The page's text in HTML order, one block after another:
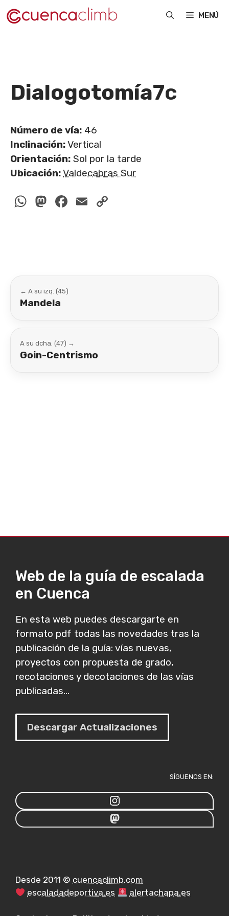
Saltar
al
MENÚ
Dialogotomía7c
Número de vía: 46
Inclinación:Vertical
Orientación: Sol por la tarde
Ubicación:Valdecabras Sur
WhatsApp
Mastodon
Facebook
Email
← A su izq. (45)
Mandela
A su dcha. (47) →
Goin-Centrismo
Web de la guía de escalada
en Cuenca
En esta web puedes descargarte en
formato pdf todas las novedades tras la
publicación de la guía: vías nuevas,
proyectos con propuesta de grado,
recotaciones y decotaciones de las vías
publicadas...
Descargar Actualizaciones
SÍGUENOS EN:
Desde 2011 © cuencaclimb.com
escaladadeportiva.es
alertachapa.es